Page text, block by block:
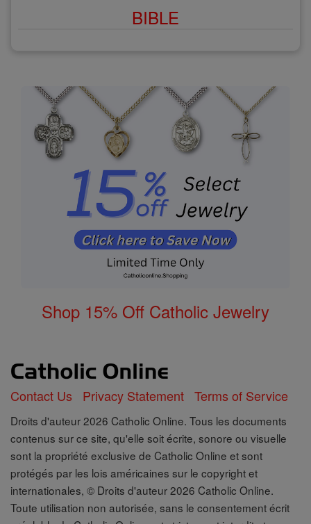
BIBLE
Shop 15% Off Catholic Jewelry
Contact Us Privacy Statement Terms of Service
Droits d'auteur 2026 Catholic Online. Tous les documents
contenus sur ce site, qu'elle soit écrite, sonore ou visuelle
sont la propriété exclusive de Catholic Online et sont
protégés par les lois américaines sur le copyright et
internationales, © Droits d'auteur 2026 Catholic Online.
Toute utilisation non autorisée, sans le consentement écrit